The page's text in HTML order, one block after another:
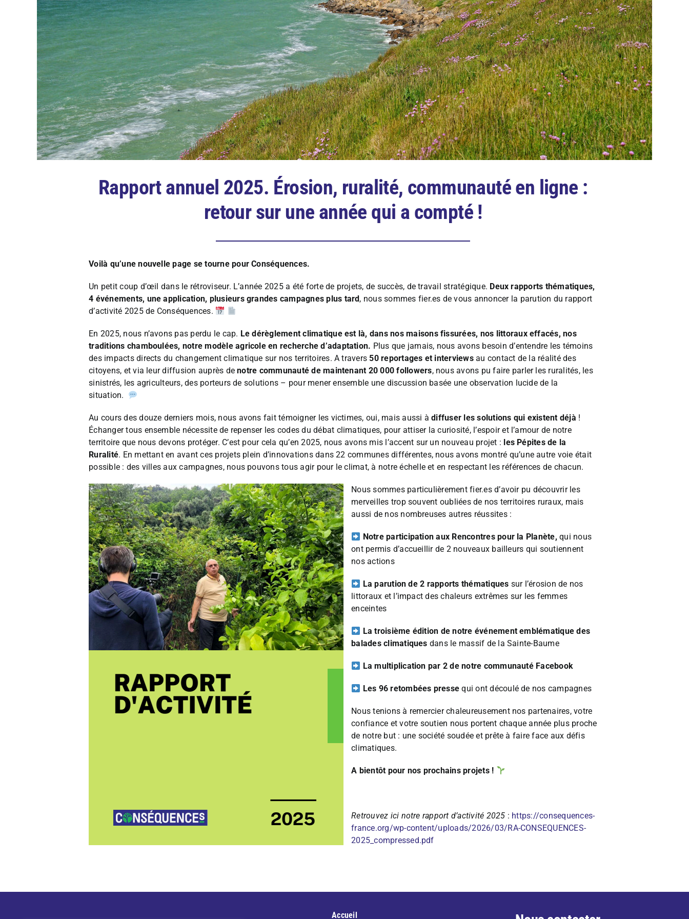
Rapport annuel 2025. Érosion, ruralité, communauté en ligne :
retour sur une année qui a compté !
Voilà qu’une nouvelle page se tourne pour Conséquences.
Un petit coup d’œil dans le rétroviseur. L’année 2025 a été forte de projets, de succès, de travail stratégique. Deux rapports thématiques,
4 événements, une application, plusieurs grandes campagnes plus tard, nous sommes fier.es de vous annoncer la parution du rapport
d’activité 2025 de Conséquences.
En 2025, nous n’avons pas perdu le cap. Le dérèglement climatique est là, dans nos maisons fissurées, nos littoraux effacés, nos
traditions chamboulées, notre modèle agricole en recherche d’adaptation. Plus que jamais, nous avons besoin d’entendre les témoins
des impacts directs du changement climatique sur nos territoires. A travers50 reportages et interviewsau contact de la réalité des
citoyens, et via leur diffusion auprès denotre communauté de maintenant 20 000 followers, nous avons pu faire parler les ruralités, les
sinistrés, les agriculteurs, des porteurs de solutions – pour mener ensemble une discussion basée une observation lucide de la
situation.
Au cours des douze derniers mois, nous avons fait témoigner les victimes, oui, mais aussi àdiffuser les solutions qui existent déjà !
Échanger tous ensemble nécessite de repenser les codes du débat climatiques, pour attiser la curiosité, l’espoir et l’amour de notre
territoire que nous devons protéger. C’est pour cela qu’en 2025, nous avons mis l’accent sur un nouveau projet : les Pépites de la
Ruralité. En mettant en avant ces projets plein d’innovations dans 22 communes différentes, nous avons montré qu’une autre voie était
possible : des villes aux campagnes, nous pouvons tous agir pour le climat, à notre échelle et en respectant les références de chacun.
Nous sommes particulièrement fier.es d’avoir pu découvrir les
merveilles trop souvent oubliées de nos territoires ruraux, mais
aussi de nos nombreuses autres réussites :
Notre participation aux Rencontres pour la Planète, qui nous
ont permis d’accueillir de 2 nouveaux bailleurs qui soutiennent
nos actions
La parution de 2 rapports thématiques sur l’érosion de nos
littoraux et l’impact des chaleurs extrêmes sur les femmes
enceintes
La troisième édition de notre événement emblématique des
balades climatiques dans le massif de la Sainte-Baume
La multiplication par 2 de notre communauté Facebook
Les 96 retombées presse qui ont découlé de nos campagnes
Nous tenions à remercier chaleureusement nos partenaires, votre
confiance et votre soutien nous portent chaque année plus proche
de notre but : une société soudée et prête à faire face aux défis
climatiques.
A bientôt pour nos prochains projets !
Retrouvez ici notre rapport d’activité 2025 : https://consequences-
france.org/wp-content/uploads/2026/03/RA-CONSEQUENCES-
2025_compressed.pdf
Accueil